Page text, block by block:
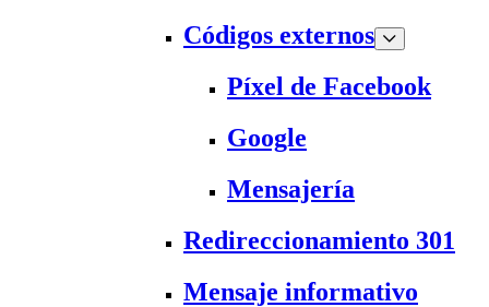
Códigos externos
Píxel de Facebook
Google
Mensajería
Redireccionamiento 301
Mensaje informativo